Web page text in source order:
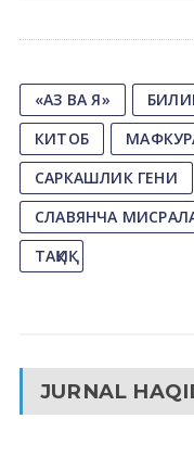
«АЗ ВА Я»
КИТОБ
САРКАШЛИК ГЕНИ
СЛАВЯНЧА
ТАҚИҚ
JURNAL